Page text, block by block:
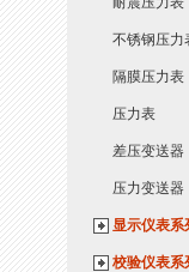
不锈钢压力
隔膜压力表
压力表
差压变送器
压力变送器
显示仪表系
校验仪表系